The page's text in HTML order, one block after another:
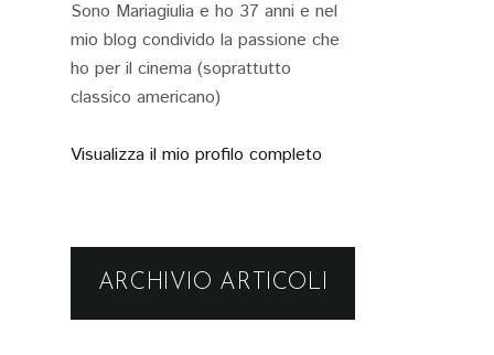
Sono Mariagiulia e ho 37 anni e nel
mio blog condivido la passione che
ho per il cinema (soprattutto
classico americano)
Visualizza il mio profilo completo
ARCHIVIO ARTICOLI